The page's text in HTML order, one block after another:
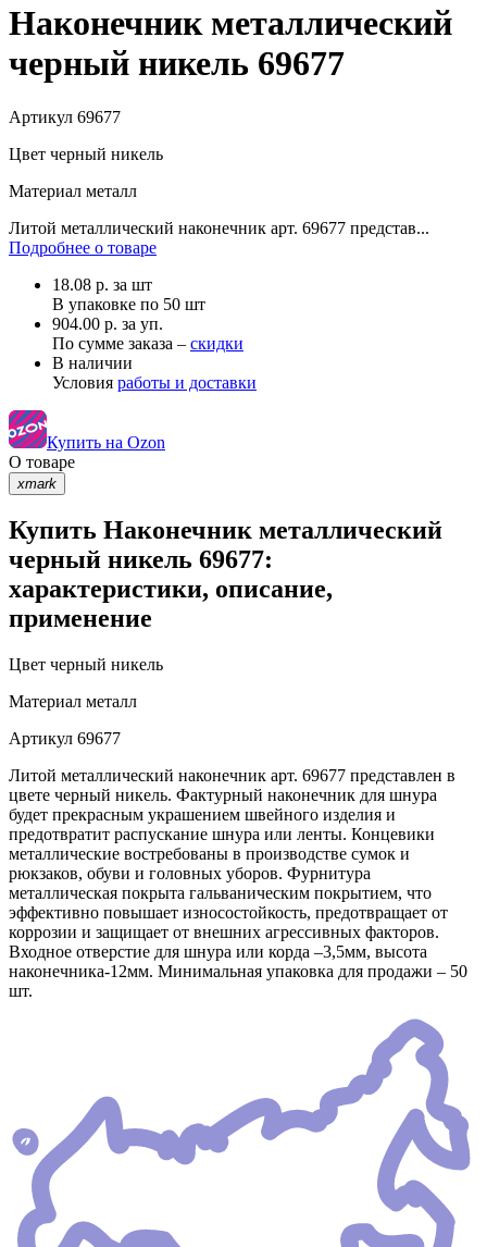
Наконечник металлический
черный никель 69677
Артикул 69677
Цвет черный никель
Материал металл
Литой металлический наконечник арт. 69677 представ...
Подробнее о товаре
18.08 р. за шт
В упаковке по 50 шт
904.00 р. за уп.
По сумме заказа – скидки
В наличии
Условия работы и доставки
Купить на Ozon
О товаре
xmark
Купить Наконечник металлический
черный никель 69677:
характеристики, описание,
применение
Цвет черный никель
Материал металл
Артикул 69677
Литой металлический наконечник арт. 69677 представлен в
цвете черный никель. Фактурный наконечник для шнура
будет прекрасным украшением швейного изделия и
предотвратит распускание шнура или ленты. Концевики
металлические востребованы в производстве сумок и
рюкзаков, обуви и головных уборов. Фурнитура
металлическая покрыта гальваническим покрытием, что
эффективно повышает износостойкость, предотвращает от
коррозии и защищает от внешних агрессивных факторов.
Входное отверстие для шнура или корда –3,5мм, высота
наконечника-12мм. Минимальная упаковка для продажи – 50
шт.